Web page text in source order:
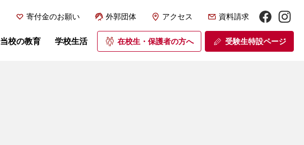
寄付金のお願い 外郭団体 アクセス 資料請求
当校の教育 学校生活 在校生・保護者の方へ 受験生特設ページ